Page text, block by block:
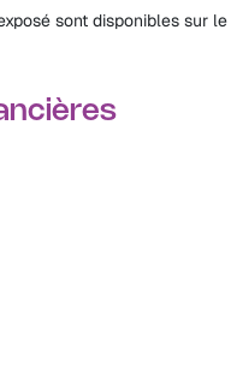
sont disponibles sur le